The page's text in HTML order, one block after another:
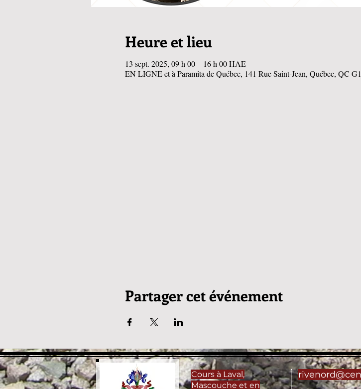
Heure et lieu
13 sept. 2025, 09 h 00 – 16 h 00 HAE
EN LIGNE et à Paramita de Québec, 141 Rue Saint-Jean, Québec, QC
Partager cet événement
Cours à Laval,
Mascouche et en